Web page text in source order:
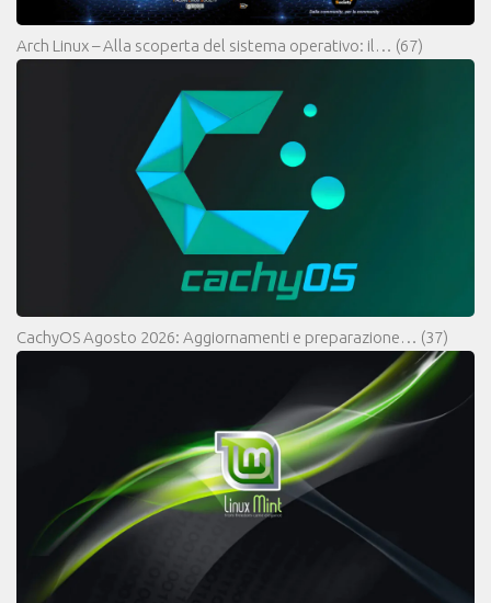
Arch Linux – Alla scoperta del sistema operativo: il… (67)
CachyOS Agosto 2026: Aggiornamenti e preparazione… (37)